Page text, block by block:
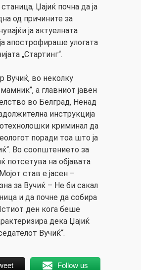
Џајиќ почна да ја
од причините за
ја актуелната
апострофираше улогата
„Стартинг“.
Вучиќ, во неколку
а главниот јавен
во Белград, Ненад
инструкција
криминал да
поради тоа што ја
Во соопштението за
на објавата
став е јасен –
за Вучиќ – Не би сакал
и да почне да собира
ден кога беше
дека Џајиќ
Вучиќ“.
Follow us